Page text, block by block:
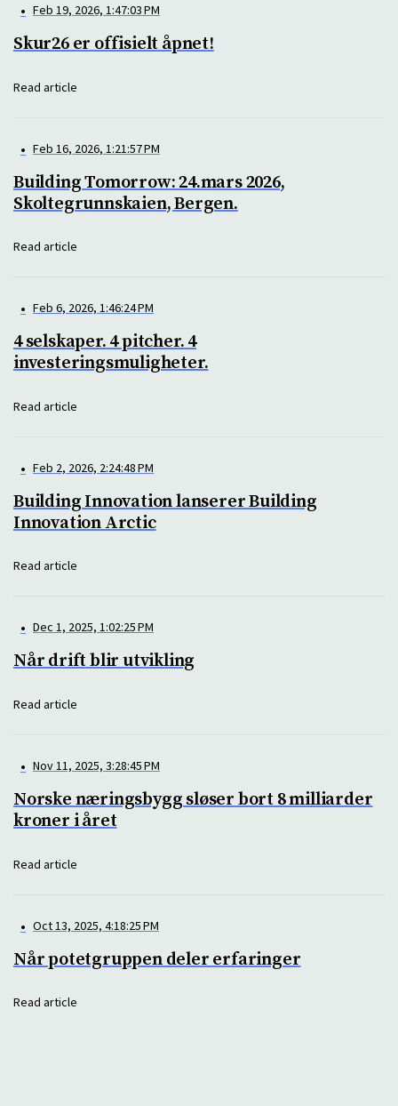
• Feb 19, 2026, 1:47:03 PM
Skur26 er offisielt åpnet!
Read article
• Feb 16, 2026, 1:21:57 PM
Building Tomorrow: 24.mars 2026,
Skoltegrunnskaien, Bergen.
Read article
• Feb 6, 2026, 1:46:24 PM
4 selskaper. 4 pitcher. 4
investeringsmuligheter.
Read article
• Feb 2, 2026, 2:24:48 PM
Building Innovation lanserer Building
Innovation Arctic
Read article
• Dec 1, 2025, 1:02:25 PM
Når drift blir utvikling
Read article
• Nov 11, 2025, 3:28:45 PM
Norske næringsbygg sløser bort 8 milliarder
kroner i året
Read article
• Oct 13, 2025, 4:18:25 PM
Når potetgruppen deler erfaringer
Read article